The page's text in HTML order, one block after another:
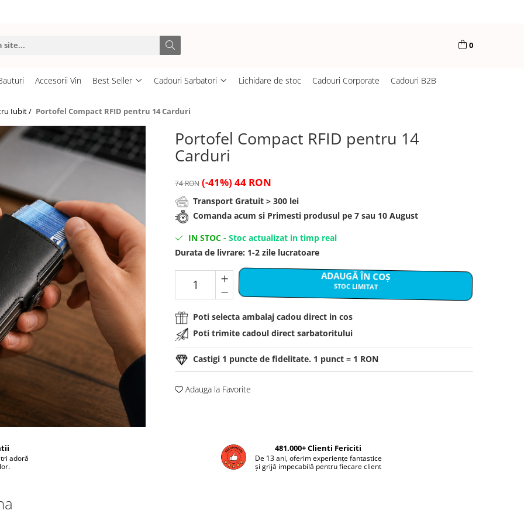
0
Accesorii Vin Best Seller Cadouri Sarbatori Lichidare de stoc Cadouri Corporate Cadouri B2B
Iubit / Portofel Compact RFID pentru 14 Carduri
Portofel Compact RFID pentru 14
Carduri
74 RON (-41%) 44 RON
Transport Gratuit > 300 lei
Comanda acum si Primesti produsul pe 7 sau 10 August
IN STOC - Stoc actualizat in timp real
Durata de livrare: 1-2 zile lucratoare
ADAUGĂ ÎN COȘ
STOC LIMITAT
Poti selecta ambalaj cadou direct in cos
Poti trimite cadoul direct sarbatoritului
Castigi 1 puncte de fidelitate. 1 punct = 1 RON
Adauga la Favorite
adoră
481.000+ Clienti Fericiti
De 13 ani, oferim experiențe fantastice
și grijă impecabilă pentru fiecare client